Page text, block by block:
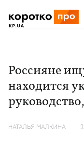
Россияне
находится
НАТАЛЬЯ МАЛКИНА